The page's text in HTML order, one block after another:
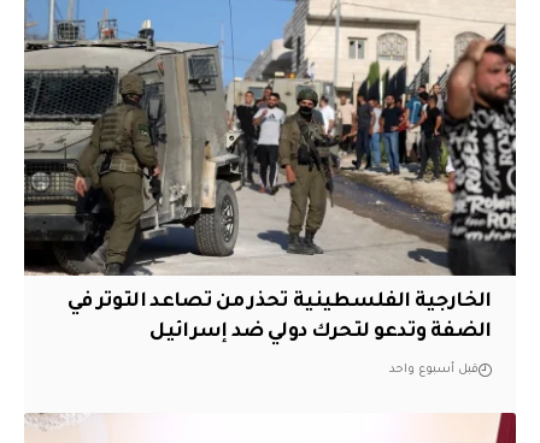
الخارجية الفلسطينية تحذر من تصاعد التوتر في
الضفة وتدعو لتحرك دولي ضد إسرائيل
قبل أسبوع واحد